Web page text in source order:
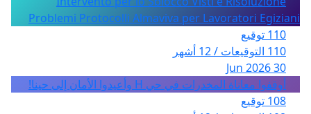
Problemi Protocolli Almaviva per Lavoratori Egiziani
110 توقيع
110 التوقيعات / 12 أشهر
30 Jun 2026
أوقفوا معاناة المخدرات في حي H وأعيدوا الأمان إلى حينا!
108 توقيع